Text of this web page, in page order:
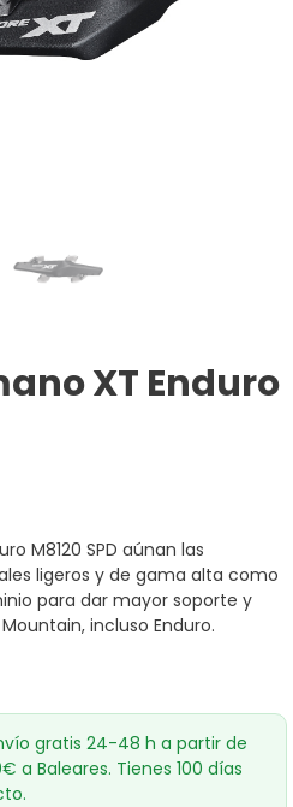
XT Enduro
M8120 SPD aúnan las
ligeros y de gama alta como
para dar mayor soporte y
incluso Enduro.
gratis 24-48 h a partir de
a Baleares. Tienes 100 días